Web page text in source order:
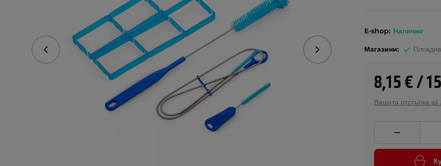
Предишна Следваща
E-shop: Налично
Магазини: Пловдив
8,15 € /
Вашата отстъпка за